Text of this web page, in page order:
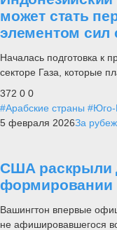
может стать
элементом сил
Началась подготовка к
секторе Газа, которые
372 0 0
#Арабские страны #Юго-
5 февраля 2026За
США раскрыли
формировании
Вашингтон впервые
не афишировавшегося